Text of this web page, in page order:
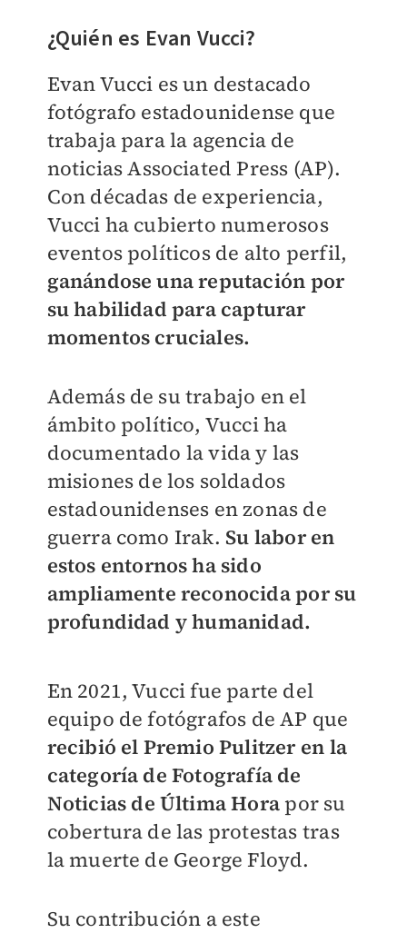
¿Quién es Evan Vucci?
Evan Vucci es un destacado
fotógrafo estadounidense que
trabaja para la agencia de
noticias Associated Press (AP).
Con décadas de experiencia,
Vucci ha cubierto numerosos
eventos políticos de alto perfil,
ganándose una reputación por
su habilidad para capturar
momentos cruciales.
Además de su trabajo en el
ámbito político, Vucci ha
documentado la vida y las
misiones de los soldados
estadounidenses en zonas de
guerra como Irak. Su labor en
estos entornos ha sido
ampliamente reconocida por su
profundidad y humanidad.
En 2021, Vucci fue parte del
equipo de fotógrafos de AP que
recibió el Premio Pulitzer en la
categoría de Fotografía de
Noticias de Última Hora por su
cobertura de las protestas tras
la muerte de George Floyd.
Su contribución a este